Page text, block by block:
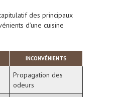
des principaux
d’une cuisine
INCONVÉNIENTS
Propagation des
odeurs